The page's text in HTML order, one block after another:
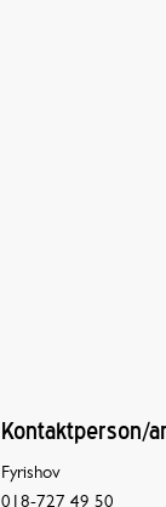
Kontaktperson/
Fyrishov
018-727 49 50